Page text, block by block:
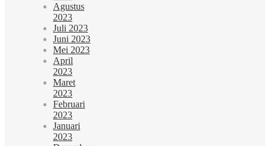
Agustus
2023
Juli 2023
Juni 2023
Mei 2023
April
2023
Maret
2023
Februari
2023
Januari
2023